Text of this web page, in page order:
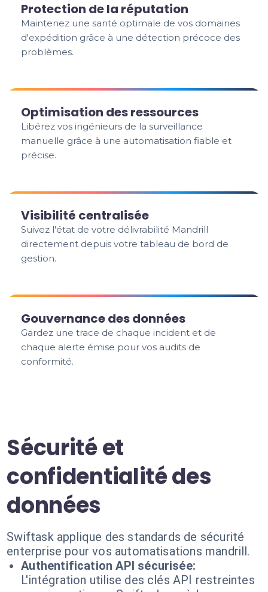
Protection de la réputation
Maintenez une santé optimale de vos domaines
d'expédition grâce à une détection précoce des
problèmes.
Optimisation des ressources
Libérez vos ingénieurs de la surveillance
manuelle grâce à une automatisation fiable et
précise.
Visibilité centralisée
Suivez l'état de votre délivrabilité Mandrill
directement depuis votre tableau de bord de
gestion.
Gouvernance des données
Gardez une trace de chaque incident et de
chaque alerte émise pour vos audits de
conformité.
Sécurité et
confidentialité des
données
Swiftask applique des standards de sécurité
enterprise pour vos automatisations mandrill.
Authentification API sécurisée:
L'intégration utilise des clés API restreintes